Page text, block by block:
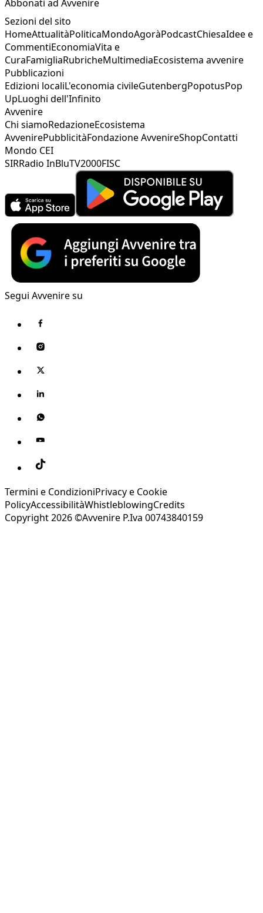
Abbonati ad Avvenire
Sezioni del sito
HomeAttualitàPoliticaMondoAgoràPodcastChiesaIdee e
CommentiEconomiaVita e
CuraFamigliaRubricheMultimediaEcosistema avvenire
Pubblicazioni
Edizioni localiL'economia civileGutenbergPopotusPop
UpLuoghi dell'Infinito
Avvenire
Chi siamoRedazioneEcosistema
AvvenirePubblicitàFondazione AvvenireShopContatti
Mondo CEI
SIRRadio InBluTV2000FISC
Segui Avvenire su
Termini e CondizioniPrivacy e Cookie
PolicyAccessibilitàWhistleblowingCredits
Copyright 2026 ©Avvenire P.Iva 00743840159